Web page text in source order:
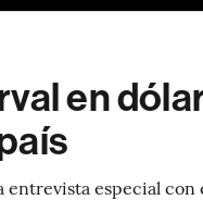
en
especial